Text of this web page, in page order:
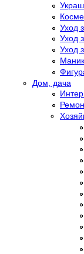
Уход
Уход
Уход
Дом, дача